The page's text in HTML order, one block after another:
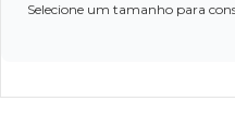
Selecione um tamanho para